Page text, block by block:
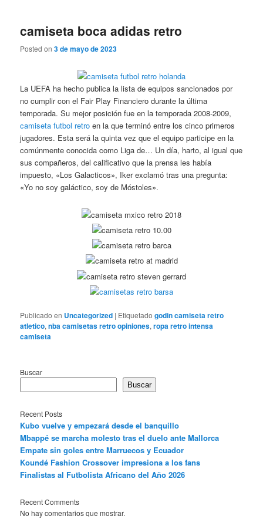
camiseta boca adidas retro
Posted on3 de mayo de 2023
La UEFA ha hecho publica la lista de equipos sancionados por
no cumplir con el Fair Play Financiero durante la última
temporada. Su mejor posición fue en la temporada 2008-2009,
camiseta futbol retro en la que terminó entre los cinco primeros
jugadores. Esta será la quinta vez que el equipo participe en la
comúnmente conocida como Liga de… Un día, harto, al igual que
sus compañeros, del calificativo que la prensa les había
impuesto, «Los Galacticos», Iker exclamó tras una pregunta:
«Yo no soy galáctico, soy de Móstoles».
Publicado en Uncategorized | Etiquetado godin camiseta retro
atletico,nba camisetas retro opiniones,ropa retro intensa
camiseta
Buscar
Buscar
Recent Posts
Kubo vuelve y empezará desde el banquillo
Mbappé se marcha molesto tras el duelo ante Mallorca
Empate sin goles entre Marruecos y Ecuador
Koundé Fashion Crossover impresiona a los fans
Finalistas al Futbolista Africano del Año 2026
Recent Comments
No hay comentarios que mostrar.